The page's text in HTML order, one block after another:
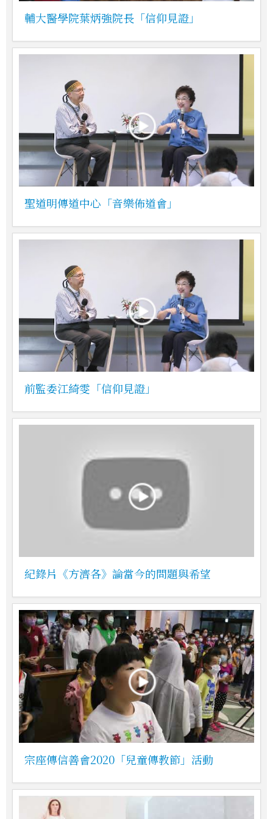
輔大醫學院葉炳強院長「信仰見證」
聖道明傳道中心「音樂佈道會」
前監委江綺雯「信仰見證」
紀錄片《方濟各》論當今的問題與希望
宗座傳信善會2020「兒童傳教節」活動